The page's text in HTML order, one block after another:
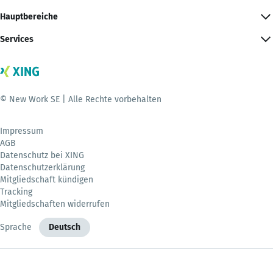
Hauptbereiche
Services
© New Work SE | Alle Rechte vorbehalten
Impressum
AGB
Datenschutz bei XING
Datenschutzerklärung
Mitgliedschaft kündigen
Tracking
Mitgliedschaften widerrufen
Sprache Deutsch